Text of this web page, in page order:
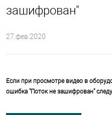
зашифрован"
27.фев.2020
Если при просмотре видео в
ошибка "Поток не зашифрован"